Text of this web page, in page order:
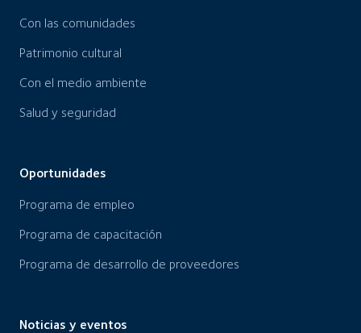
Con las comunidades
Patrimonio cultural
Con el medio ambiente
Salud y seguridad
Oportunidades
Programa de empleo
Programa de capacitación
Programa de desarrollo de proveedores
Noticias y eventos